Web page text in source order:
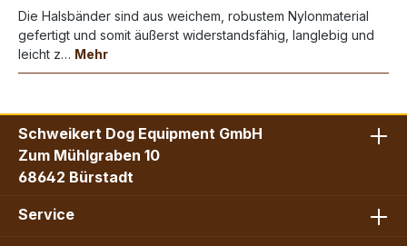
Die Halsbänder sind aus weichem, robustem Nylonmaterial
gefertigt und somit äußerst widerstandsfähig, langlebig und
leicht z… Mehr
Schweikert Dog Equipment GmbH
Zum Mühlgraben 10
68642 Bürstadt
Service